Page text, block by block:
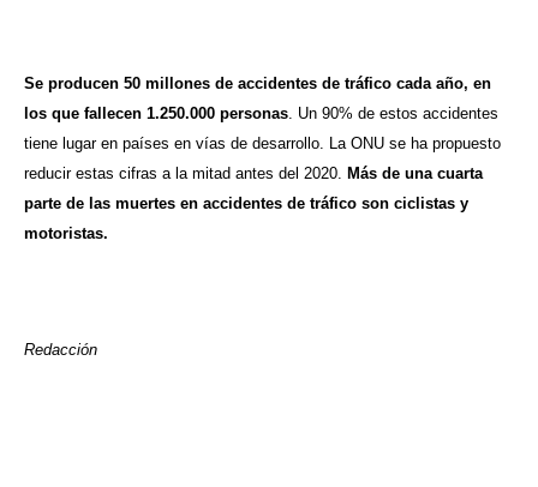
Se producen 50 millones de accidentes de tráfico cada año, en
los que fallecen 1.250.000 personas. Un 90% de estos accidentes
tiene lugar en países en vías de desarrollo. La ONU se ha propuesto
reducir estas cifras a la mitad antes del 2020. Más de una cuarta
parte de las muertes en accidentes de tráfico son ciclistas y
motoristas.
Redacción